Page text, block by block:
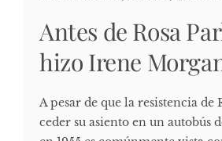
Antes de Rosa
hizo Irene
A pesar de que la resistencia de
ceder su asiento en un autobús